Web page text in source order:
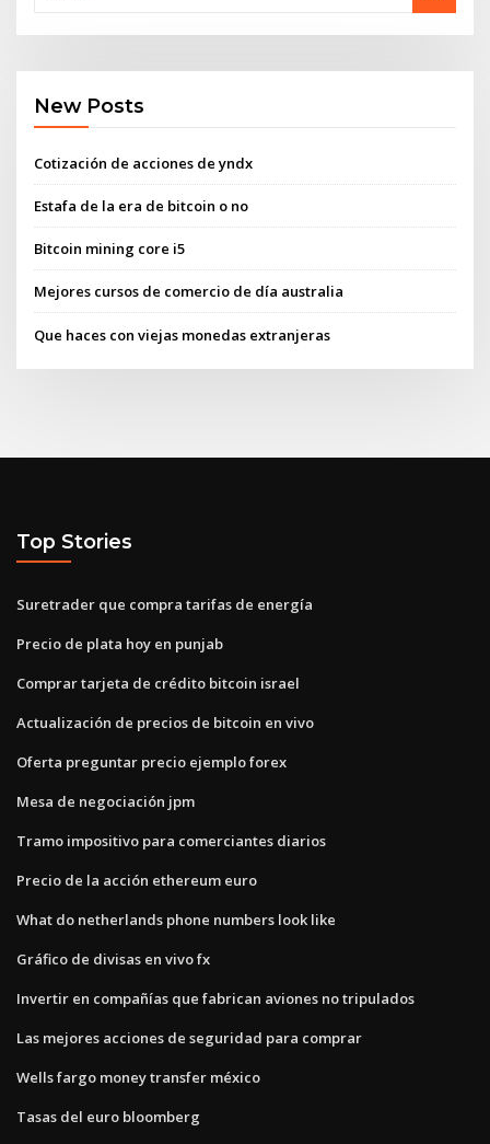
New Posts
Cotización de acciones de yndx
Estafa de la era de bitcoin o no
Bitcoin mining core i5
Mejores cursos de comercio de día australia
Que haces con viejas monedas extranjeras
Top Stories
Suretrader que compra tarifas de energía
Precio de plata hoy en punjab
Comprar tarjeta de crédito bitcoin israel
Actualización de precios de bitcoin en vivo
Oferta preguntar precio ejemplo forex
Mesa de negociación jpm
Tramo impositivo para comerciantes diarios
Precio de la acción ethereum euro
What do netherlands phone numbers look like
Gráfico de divisas en vivo fx
Invertir en compañías que fabrican aviones no tripulados
Las mejores acciones de seguridad para comprar
Wells fargo money transfer méxico
Tasas del euro bloomberg